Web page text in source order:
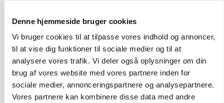
Denne hjemmeside bruger cookies
Vi bruger cookies til at tilpasse vores indhold og annoncer,
til at vise dig funktioner til sociale medier og til at
analysere vores trafik. Vi deler også oplysninger om din
brug af vores website med vores partnere inden for
sociale medier, annonceringspartnere og analysepartnere.
Vores partnere kan kombinere disse data med andre